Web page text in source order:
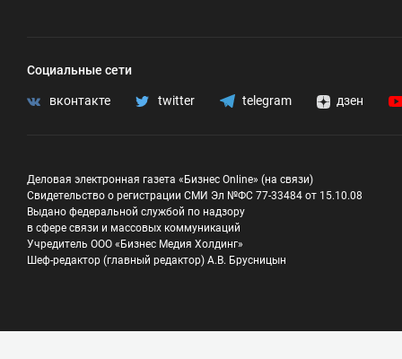
Социальные сети
вконтакте twitter telegram дзен
Деловая электронная газета «Бизнес Online» (на связи)
Свидетельство о регистрации СМИ Эл №ФС 77-33484 от 15.10.08
Выдано федеральной службой по надзору
в сфере связи и массовых коммуникаций
Учредитель ООО «Бизнес Медия Холдинг»
Шеф-редактор (главный редактор) А.В. Брусницын